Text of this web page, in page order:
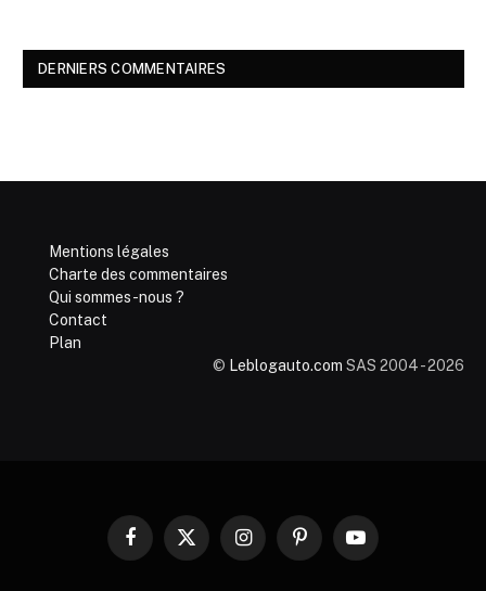
DERNIERS COMMENTAIRES
Mentions légales
Charte des commentaires
Qui sommes-nous ?
Contact
Plan
© Leblogauto.com SAS 2004 - 2026
Facebook
X
InstagramPinterestYouTube